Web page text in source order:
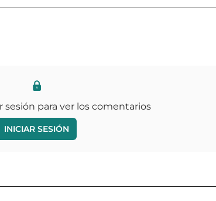
sesión para ver los comentarios
INICIAR SESIÓN